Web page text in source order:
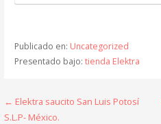
Publicado en: Uncategorized
Presentado bajo: tienda Elektra
Navegación
← Elektra saucito San Luis Potosí
S.L.P- México.